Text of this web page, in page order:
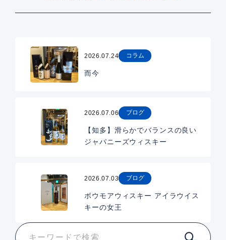
2026.07.24 コラム
而今
2026.07.06 ブログ
【知多】滑らかでバランスの良い
ジャパニーズウィスキー
2026.07.03 ブログ
ボウモアウィスキー アイラウイス
キーの女王